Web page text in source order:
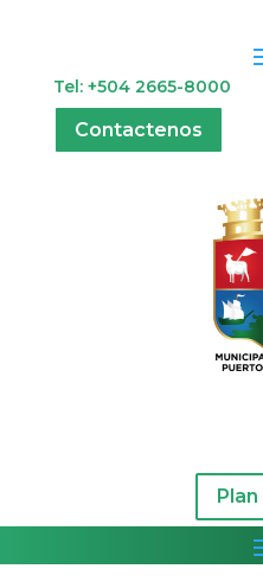
Tel: +504 2665-8000
Contactenos